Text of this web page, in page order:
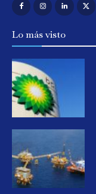
Lo más visto